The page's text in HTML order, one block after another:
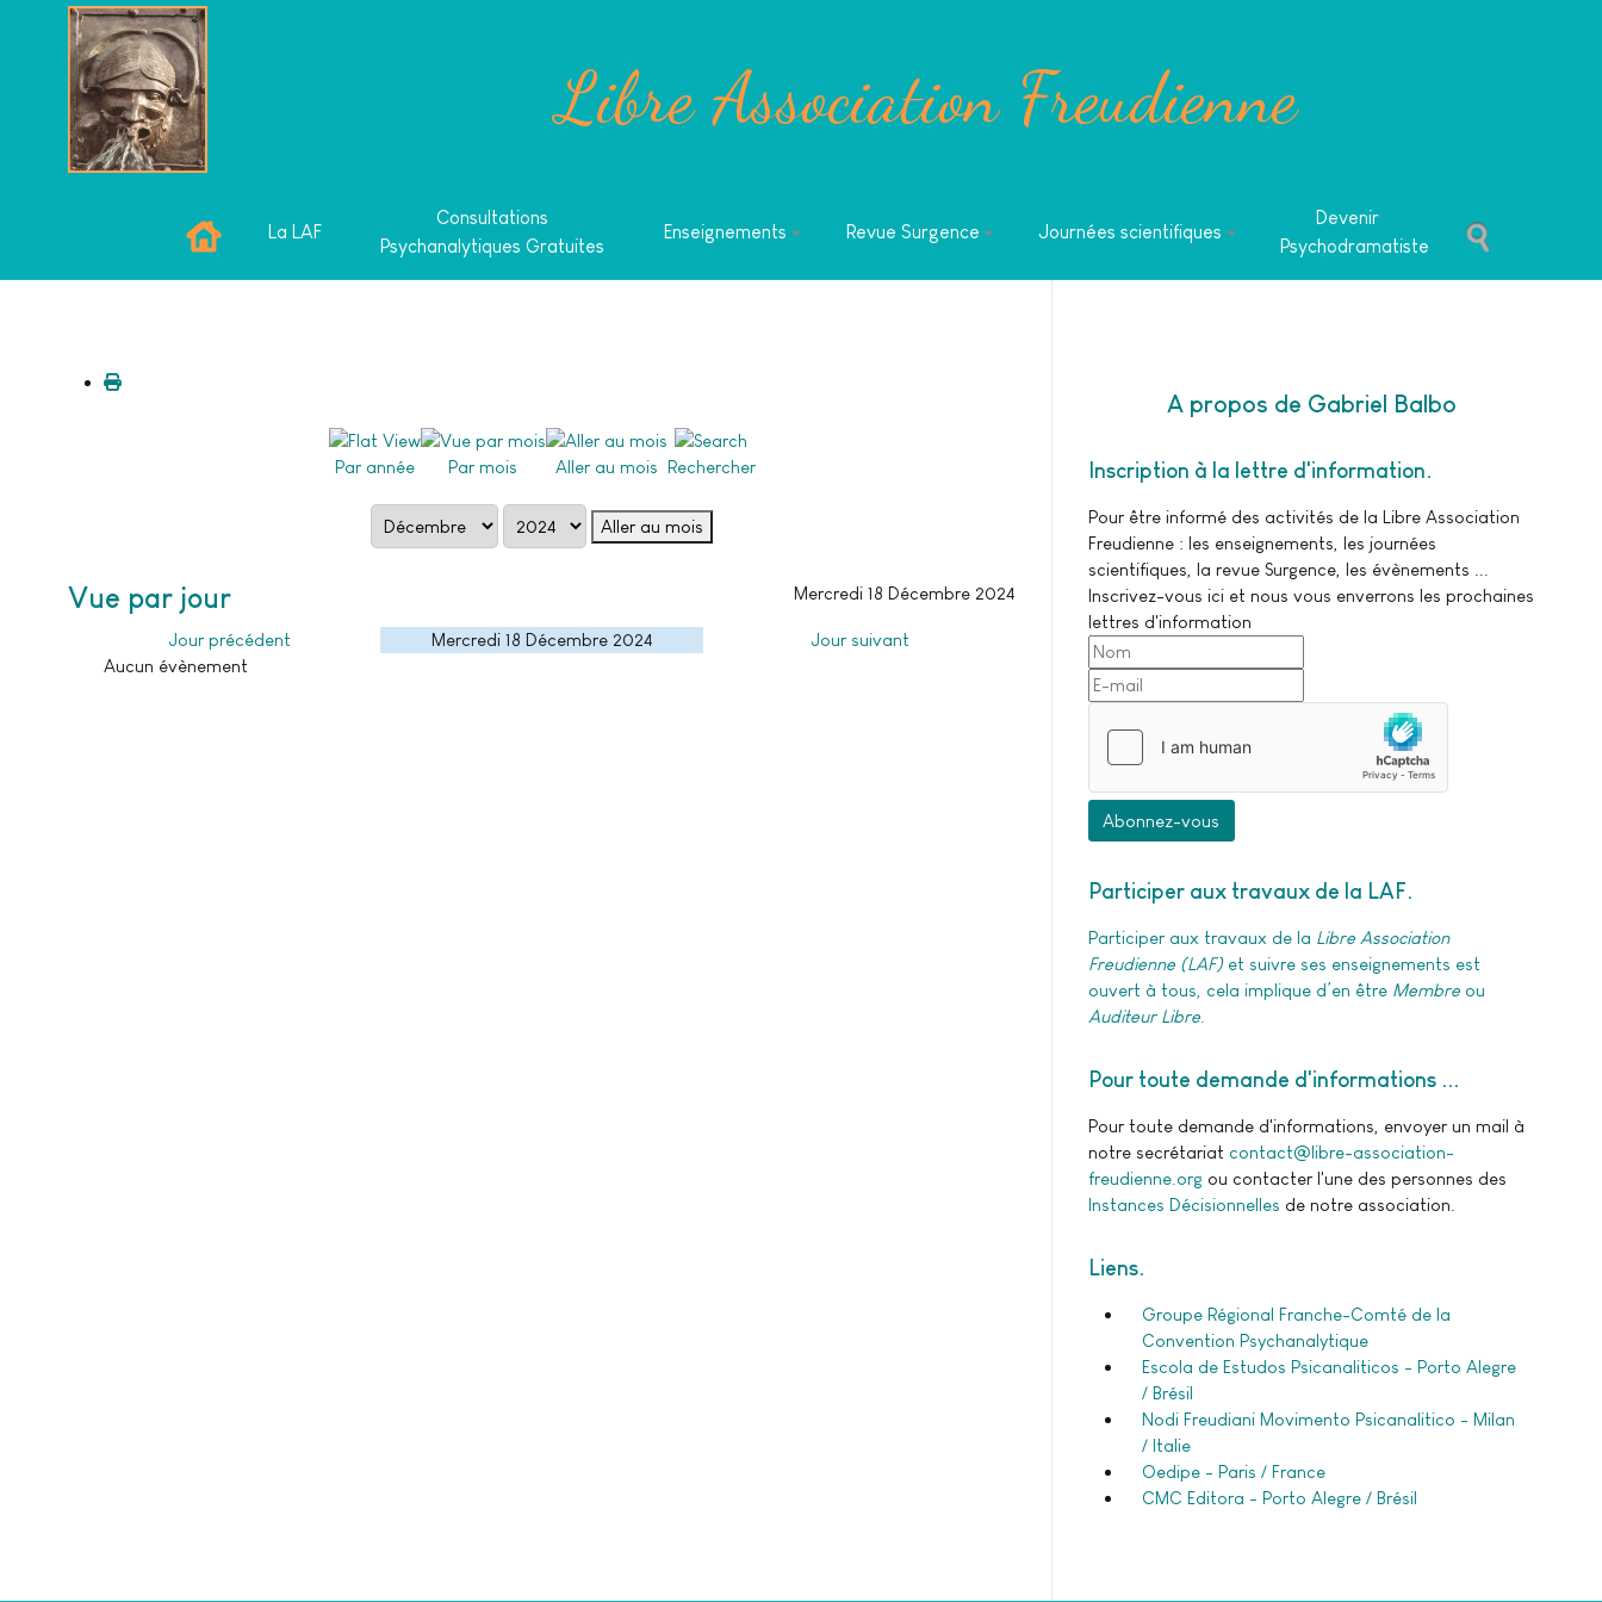
Libre Association Freudienne
La LAF
Consultations
Psychanalytiques Gratuites
Enseignements Revue Surgence Journées scientifiques
Devenir
Psychodramatiste
Par année Par mois Aller au mois Rechercher
Aller au mois
Vue par jour Mercredi 18 Décembre 2024
Jour précédent Mercredi 18 Décembre 2024
Jour suivant
Aucun évènement
A propos de Gabriel Balbo
Inscription à la lettre d'information
Pour être informé des activités de la Libre Association
Freudienne : les enseignements, les journées
scientifiques, la revue Surgence, les évènements ...
Inscrivez-vous ici et nous vous enverrons les prochaines
lettres d'information
Abonnez-vous
Participer aux travaux de la LAF
Participer aux travaux de la Libre Association
Freudienne (LAF)et suivre ses enseignements est
ouvert à tous, cela implique d’en être Membre ou
Auditeur Libre
Pour toute demande d'informations ..
Pour toute demande d'informations, envoyer un mail à
notre secrétariat contact@libre-association-
freudienne.org ou contacter l'une des personnes des
Instances Décisionnelles de notre association.
Liens
Groupe Régional Franche-Comté de la
Convention Psychanalytique
Escola de Estudos Psicanaliticos - Porto Alegre
/ Brésil
Nodi Freudiani Movimento Psicanalitico - Milan
/ Italie
Oedipe - Paris / France
CMC Editora - Porto Alegre / Brésil